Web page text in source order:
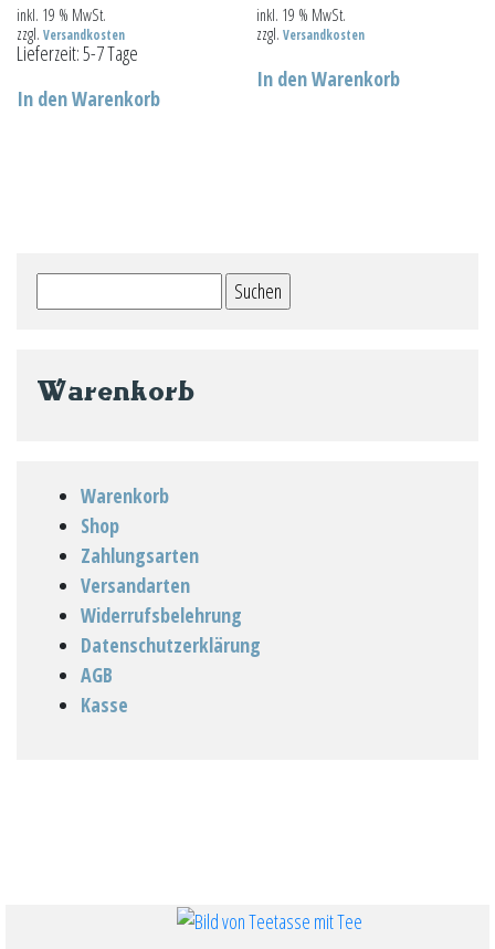
inkl. 19 % MwSt.
zzgl. Versandkosten
Lieferzeit:5-7 Tage
In den Warenkorb
inkl. 19 % MwSt.
zzgl.Versandkosten
In den Warenkorb
nach:
Warenkorb
Warenkorb
Shop
Zahlungsarten
Versandarten
Widerrufsbelehrung
Datenschutzerklärung
AGB
Kasse